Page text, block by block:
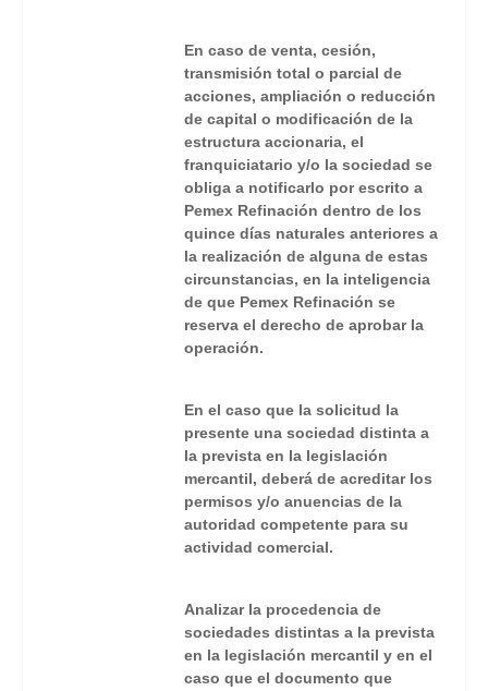
En caso de venta, cesión,
transmisión total o parcial de
acciones, ampliación o reducción
de capital o modificación de la
estructura accionaria, el
franquiciatario y/o la sociedad se
obliga a notificarlo por escrito a
Pemex Refinación dentro de los
quince días naturales anteriores a
la realización de alguna de estas
circunstancias, en la inteligencia
de que Pemex Refinación se
reserva el derecho de aprobar la
operación.
En el caso que la solicitud la
presente una sociedad distinta a
la prevista en la legislación
mercantil, deberá de acreditar los
permisos y/o anuencias de la
autoridad competente para su
actividad comercial.
Analizar la procedencia de
sociedades distintas a la prevista
en la legislación mercantil y en el
caso que el documento que